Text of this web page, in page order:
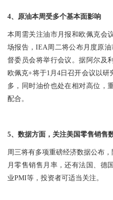
4、原油本周受多个基本面影响
本周需关注油市月报和欧佩克会
场报告，IEA周二将公布月度原
督委员会将举行会议。据阿尔及
欧佩克+将于1月4日召开会议以
多，同时油价也处在相对高位，
配合。
5、数据方面，关注美国零售销售
周三将有多项重磅经济数据公布
月零售销售月率，还有法国、德
业PMI等，投资者可适当关注。